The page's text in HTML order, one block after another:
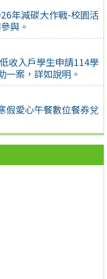
年減碳大作戰-校園活
與。
收入戶學生申請114學
一案，詳如說明。
假愛心午餐數位餐券兌